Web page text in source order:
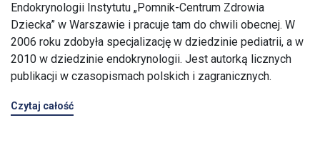
Endokrynologii Instytutu „Pomnik-Centrum Zdrowia
Dziecka” w Warszawie i pracuje tam do chwili obecnej. W
2006 roku zdobyła specjalizację w dziedzinie pediatrii, a w
2010 w dziedzinie endokrynologii. Jest autorką licznych
publikacji w czasopismach polskich i zagranicznych.
Czytaj całość